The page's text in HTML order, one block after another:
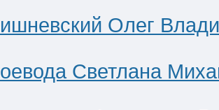
Олег
Светлана